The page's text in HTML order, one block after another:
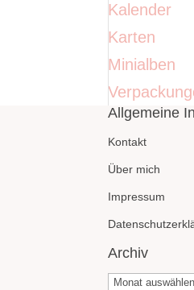
Kalender
Karten
Minialben
Allgemeine
Kontakt
Über mich
Impressum
Archiv
Archiv